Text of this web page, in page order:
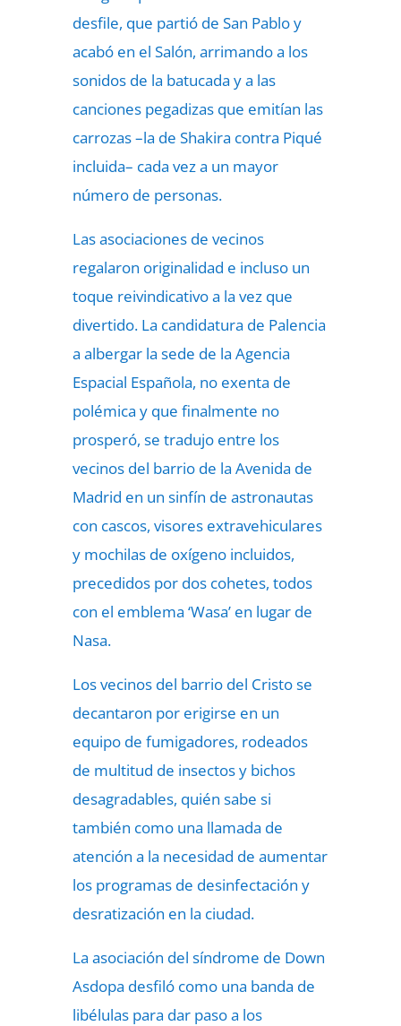
desfile, que partió de San Pablo y
acabó en el Salón, arrimando a los
sonidos de la batucada y a las
canciones pegadizas que emitían las
carrozas –la de Shakira contra Piqué
incluida– cada vez a un mayor
número de personas.
Las asociaciones de vecinos
regalaron originalidad e incluso un
toque reivindicativo a la vez que
divertido. La candidatura de Palencia
a albergar la sede de la Agencia
Espacial Española, no exenta de
polémica y que finalmente no
prosperó, se tradujo entre los
vecinos del barrio de la Avenida de
Madrid en un sinfín de astronautas
con cascos, visores extravehiculares
y mochilas de oxígeno incluidos,
precedidos por dos cohetes, todos
con el emblema ‘Wasa’ en lugar de
Nasa.
Los vecinos del barrio del Cristo se
decantaron por erigirse en un
equipo de fumigadores, rodeados
de multitud de insectos y bichos
desagradables, quién sabe si
también como una llamada de
atención a la necesidad de aumentar
los programas de desinfectación y
desratización en la ciudad.
La asociación del síndrome de Down
Asdopa desfiló como una banda de
libélulas para dar paso a los